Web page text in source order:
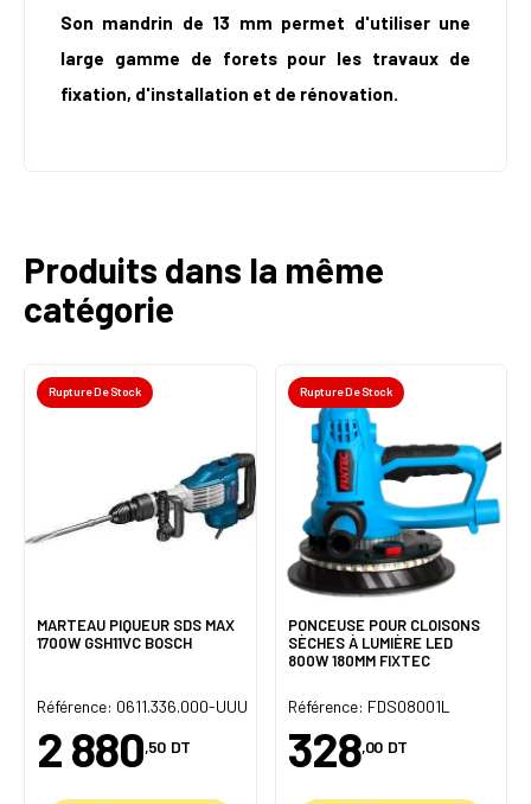
Son mandrin de 13 mm permet d'utiliser une
large gamme de forets pour les travaux de
fixation, d'installation et de rénovation.
Produits dans la même
catégorie
Rupture De Stock
MARTEAU PIQUEUR SDS MAX
1700W GSH11VC BOSCH
Référence: 0611.336.000-UUU
2 880,50 DT
Rupture De Stock
PONCEUSE POUR CLOISONS
SÈCHES À LUMIÈRE LED
800W 180MM FIXTEC
Référence: FDS08001L
328,00 DT